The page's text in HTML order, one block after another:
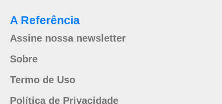
A Referência
Assine nossa newsletter
Sobre
Termo de Uso
Política de Privacidade